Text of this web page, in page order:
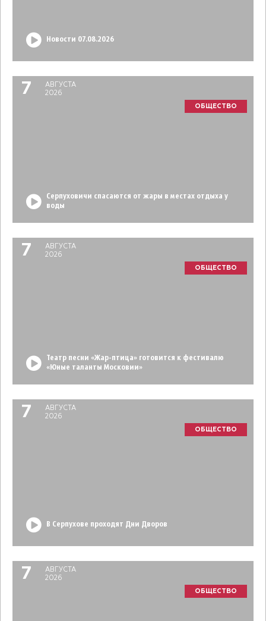
Новости 07.08.2026
7
АВГУСТА
2026
ОБЩЕСТВО
Серпуховичи спасаются от жары в местах отдыха у
воды
7
АВГУСТА
2026
ОБЩЕСТВО
Театр песни «Жар-птица» готовится к фестивалю
«Юные таланты Московии»
7
АВГУСТА
2026
ОБЩЕСТВО
В Серпухове проходят Дни Дворов
7
АВГУСТА
2026
ОБЩЕСТВО